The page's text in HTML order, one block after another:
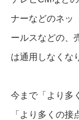
ナーなどのネッ
ールスなどの、
は通用しなくな
今まで「より多
「より多くの接